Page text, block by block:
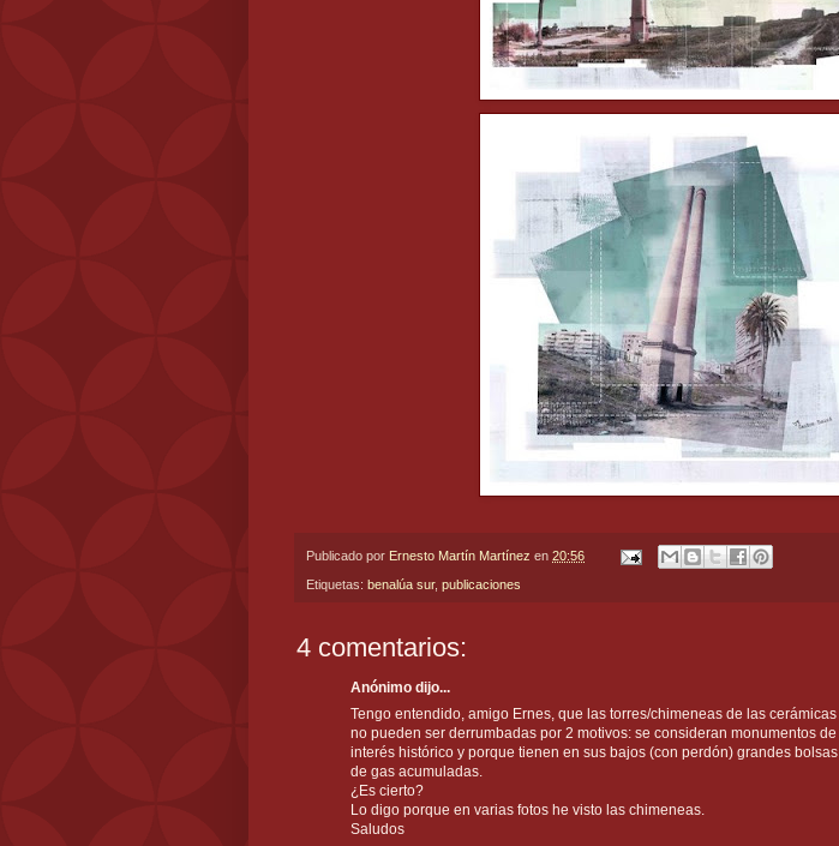
Publicado por Ernesto Martín Martínez en 20:56
Etiquetas: benalúa sur, publicaciones
4 comentarios:
Anónimo dijo...
Tengo entendido, amigo Ernes, que las torres/chimeneas de las cerámicas
no pueden ser derrumbadas por 2 motivos: se consideran monumentos de
interés histórico y porque tienen en sus bajos (con perdón) grandes bolsas
de gas acumuladas.
¿Es cierto?
Lo digo porque en varias fotos he visto las chimeneas.
Saludos